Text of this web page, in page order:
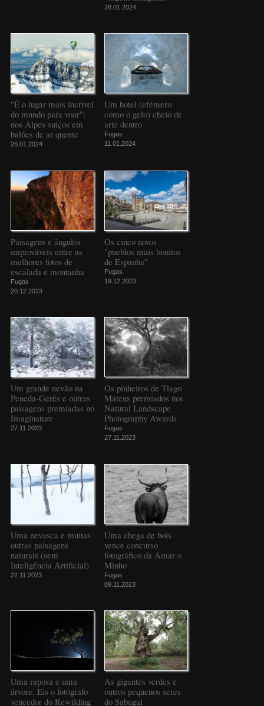
28.01.2024
"É o lugar mais incrível
do mundo para voar":
nos Alpes suíços em
balões de ar quente
26.01.2024
Um hotel (efémero
como o gelo) cheio de
arte dentro
Fugas
11.01.2024
Paisagens e ângulos
improváveis entre as
melhores fotos de
escalada e montanha
Fugas
20.12.2023
Os cinco novos
"pueblos mais bonitos
de Espanha"
Fugas
19.12.2023
Um grande nevão na
Peneda-Gerês e outras
paisagens premiadas no
Imaginature
27.11.2023
Os pinheiros de Tiago
Mateus premiados nos
Natural Landscape
Photography Awards
Fugas
27.11.2023
Uma nevasca e muitas
outras paisagens
naturais (sem
Inteligência Artificial)
22.11.2023
Uma chega de bois
vence concurso
fotográfico da Amar o
Minho
Fugas
09.11.2023
Uma raposa e uma
árvore. Eis o fotógrafo
vencedor do Rewilding
As gigantes verdes e
outros pequenos seres
do Sabugal